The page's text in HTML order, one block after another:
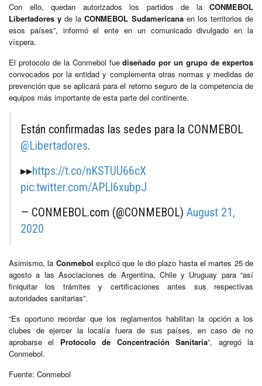
Con ello, quedan autorizados los partidos de la CONMEBOL
Libertadores y de laCONMEBOL Sudamericanaen los territorios de
esos países”, informó el ente en un comunicado divulgado en la
víspera.
El protocolo de la Conmebol fuediseñado por un grupo de expertos
convocados por la entidad y complementa otras normas y medidas de
prevención que se aplicará para el retorno seguro de la competencia de
equipos más importante de esta parte del continente.
Están confirmadas las sedes para la CONMEBOL
@Libertadores.
▸▸https://t.co/nKSTUU66cX
pic.twitter.com/APLl6xubpJ
— CONMEBOL.com (@CONMEBOL) August 21,
2020
Asimismo, la Conmebol explicó que le dio plazo hasta el martes 25 de
agosto a las Asociaciones de Argentina, Chile y Uruguay para “así
finiquitar los trámites y certificaciones antes sus respectivas
autoridades sanitarias”.
“Es oportuno recordar que los reglamentos habilitan la opción a los
clubes de ejercer la localía fuera de sus países, en caso de no
aprobarse el Protocolo de Concentración Sanitaria”, agregó la
Conmebol.
Fuente: Conmebol